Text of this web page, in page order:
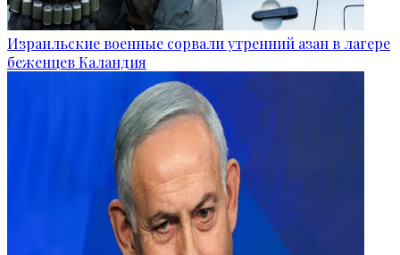
Израильские военные сорвали утренний азан в лагере
беженцев Каландия